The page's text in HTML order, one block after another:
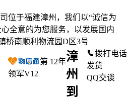
位于福建漳州，我们以“诚信为
全意的为您服务，以发展国内
桥南顺利物流园D区3号
第 12年
领军V12
拨打电话
发货
QQ交谈
漳
州
到